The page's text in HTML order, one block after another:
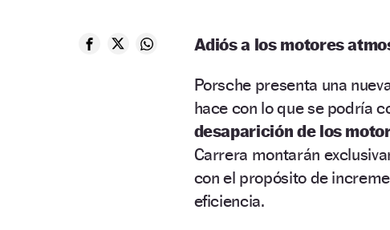
Adiós a los motores
Porsche presenta una
hace con lo que se podría
desaparición de los
Carrera montarán
con el propósito de
eficiencia.